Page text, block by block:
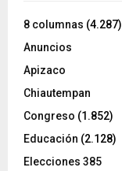
8 columnas (4.287)
Anuncios
Apizaco
Chiautempan
Congreso (1.852)
Educación (2.128)
Elecciones 385